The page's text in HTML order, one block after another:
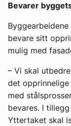
Bevarer
bevare sitt
mulig med
– Vi skal
det
med
bevares. I
Yttertaket skal